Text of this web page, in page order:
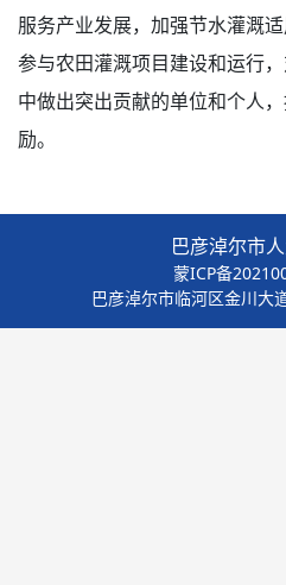
服务产业发展，加强节水灌溉
参与农田灌溉项目建设和运行
中做出突出贡献的单位和个人
励。
巴彦淖尔市
蒙ICP备
巴彦淖尔市临河区金川大